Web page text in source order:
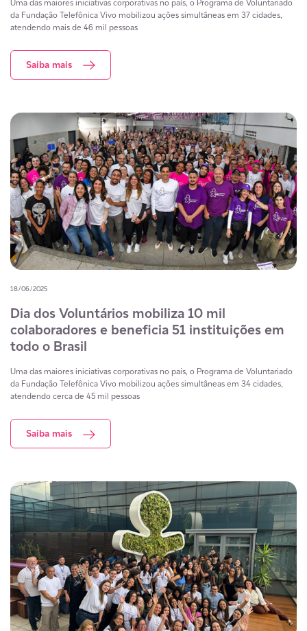
Uma das maiores iniciativas corporativas no país, o Programa de Voluntariado
da Fundação Telefônica Vivo mobilizou ações simultâneas em 37 cidades,
atendendo mais de 46 mil pessoas
Saiba mais
18/06/2025
Dia dos Voluntários mobiliza 10 mil
colaboradores e beneficia 51 instituições em
todo o Brasil
Uma das maiores iniciativas corporativas no país, o Programa de Voluntariado
da Fundação Telefônica Vivo mobilizou ações simultâneas em 34 cidades,
atendendo cerca de 45 mil pessoas
Saiba mais